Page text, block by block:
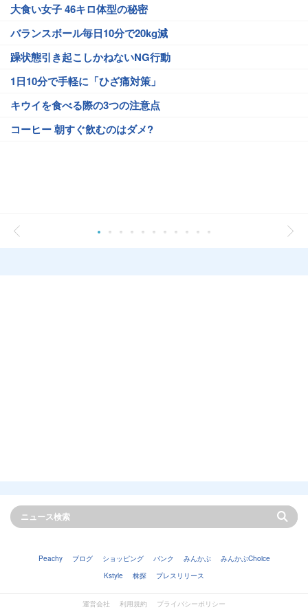
大食い女子 46キロ体型の秘密
バランスボール毎日10分で20kg減
躁状態引き起こしかねないNG行動
1日10分で手軽に「ひざ痛対策」
キウイを食べる際の3つの注意点
コーヒー 朝すぐ飲むのはダメ?
Peachy ブログ ショッピング バンク みんかぶ
みんかぶChoice
Kstyle
株探 プレスリリース
運営会社 利用規約 プライバシーポリシー